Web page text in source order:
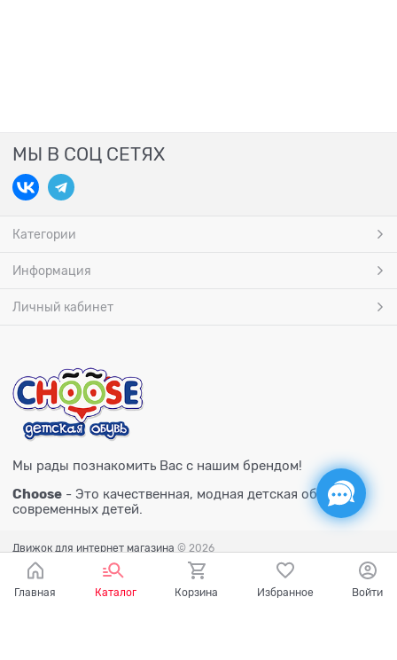
МЫ В СОЦ СЕТЯХ
Категории
Информация
Личный кабинет
Мы рады познакомить Вас с нашим брендом!
Choose - Это качественная, модная детская обувь для
современных детей.
Движок для интернет магазина © 2026
Главная Каталог Корзина Избранное Войти